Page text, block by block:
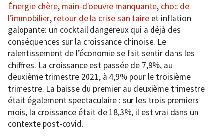
Énergie chère, main-d’oeuvre manquante, choc de
l’immobilier, retour de la crise sanitaire et inflation
galopante: un cocktail dangereux qui a déjà des
conséquences sur la croissance chinoise. Le
ralentissement de l’économie se fait sentir dans les
chiffres. La croissance est passée de 7,9%, au
deuxième trimestre 2021, à 4,9% pour le troisième
trimestre. La baisse du premier au deuxième trimestre
était également spectaculaire : sur les trois premiers
mois, la croissance était de 18,3%, il est vrai dans un
contexte post-covid.